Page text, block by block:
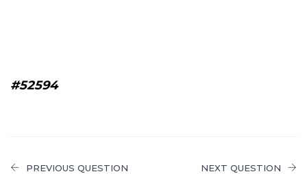
#52594
PREVIOUS QUESTION NEXT QUESTION